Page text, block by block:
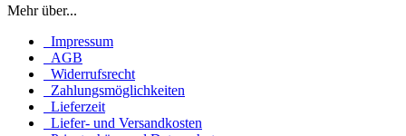
Mehr über...
Impressum
AGB
Widerrufsrecht
Zahlungsmöglichkeiten
Lieferzeit
Liefer- und Versandkosten